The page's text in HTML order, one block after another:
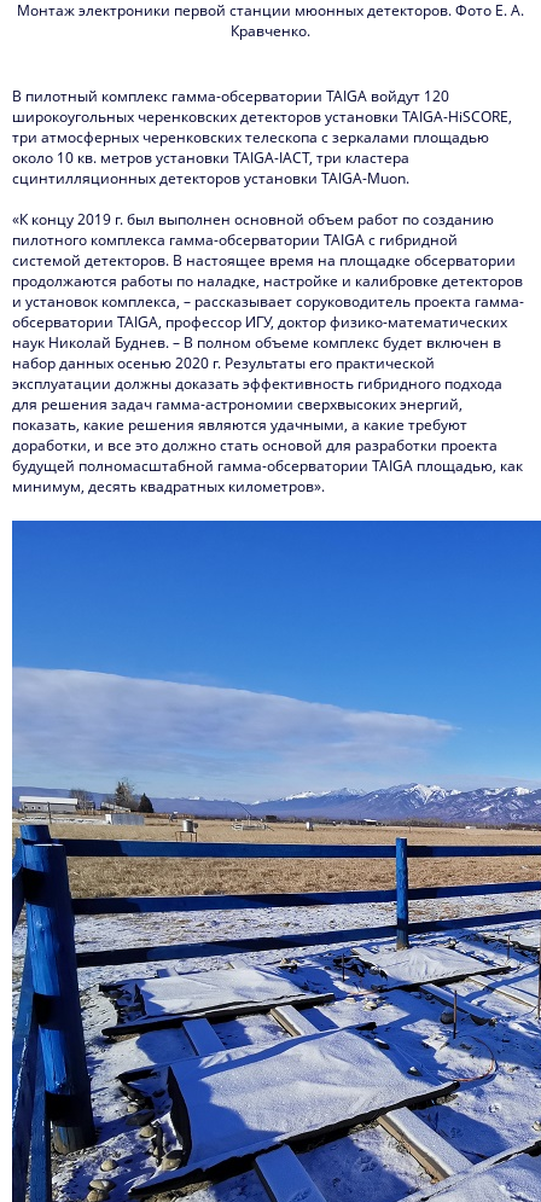
Монтаж электроники первой станции мюонных детекторов. Фото Е. А.
Кравченко.
В пилотный комплекс гамма-обсерватории TAIGA войдут 120
широкоугольных черенковских детекторов установки TAIGA-HiSCORE,
три атмосферных черенковских телескопа с зеркалами площадью
около 10 кв. метров установки TAIGA-IACT, три кластера
сцинтилляционных детекторов установки TAIGA-Muon.
«К концу 2019 г. был выполнен основной объем работ по созданию
пилотного комплекса гамма-обсерватории TAIGA с гибридной
системой детекторов. В настоящее время на площадке обсерватории
продолжаются работы по наладке, настройке и калибровке детекторов
и установок комплекса, – рассказывает соруководитель проекта гамма-
обсерватории TAIGA, профессор ИГУ, доктор физико-математических
наук Николай Буднев. – В полном объеме комплекс будет включен в
набор данных осенью 2020 г. Результаты его практической
эксплуатации должны доказать эффективность гибридного подхода
для решения задач гамма-астрономии сверхвысоких энергий,
показать, какие решения являются удачными, а какие требуют
доработки, и все это должно стать основой для разработки проекта
будущей полномасштабной гамма-обсерватории TAIGA площадью, как
минимум, десять квадратных километров».